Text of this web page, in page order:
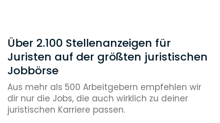
Über 2.100 Stellenanzeigen für
Juristen auf der größten juristischen
Jobbörse
Aus mehr als 500 Arbeitgebern empfehlen wir
dir nur die Jobs, die auch wirklich zu deiner
juristischen Karriere passen.